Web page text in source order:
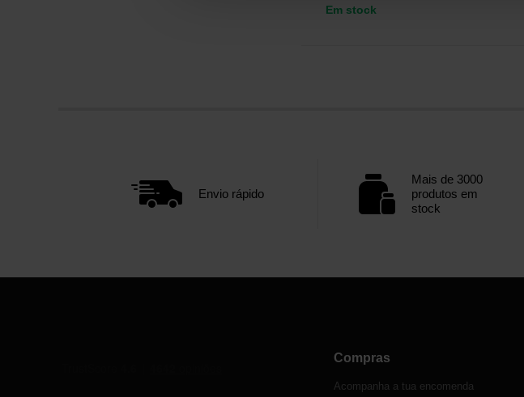
Em stock
Envio rápido
Mais de 3000
produtos em
stock
Compras
Acompanha a tua encomenda